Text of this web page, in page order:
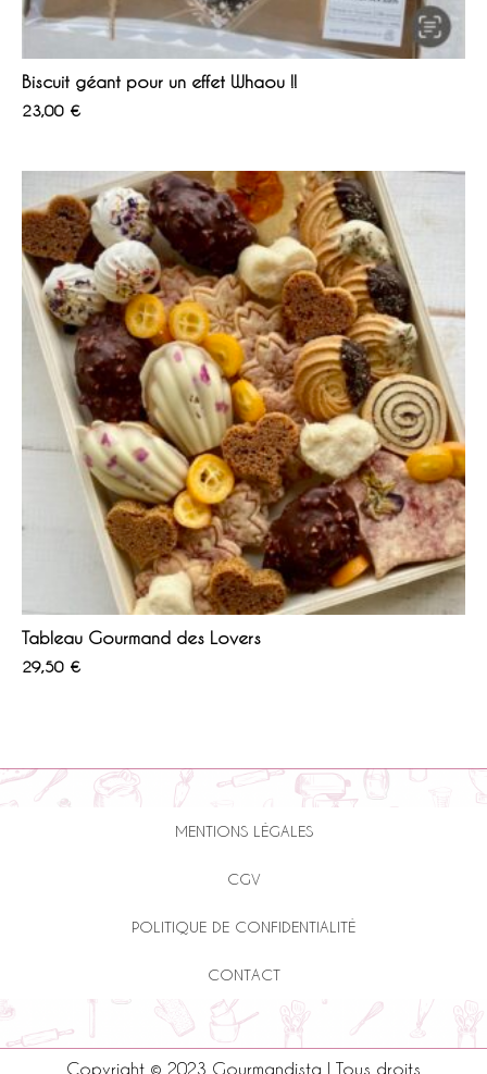
Biscuit géant pour un effet Whaou !!
23,00 €
Tableau Gourmand des Lovers
29,50 €
MENTIONS LÉGALES
CGV
POLITIQUE DE CONFIDENTIALITÉ
CONTACT
Copyright © 2023 Gourmandista | Tous droits